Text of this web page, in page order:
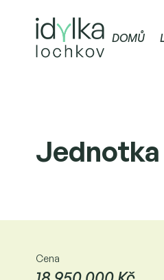
DOMŮ
Jednotka
Cena